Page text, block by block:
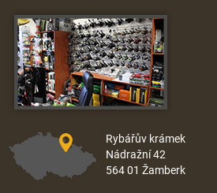
Rybářův krámek
Nádražní 42
564 01 Žamberk